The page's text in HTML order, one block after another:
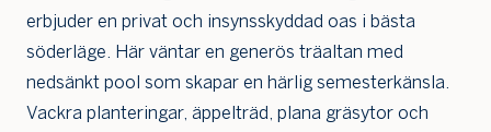
erbjuder en privat och insynsskyddad oas i bästa
söderläge. Här väntar en generös träaltan med
nedsänkt pool som skapar en härlig semesterkänsla.
Vackra planteringar, äppelträd, plana gräsytor och